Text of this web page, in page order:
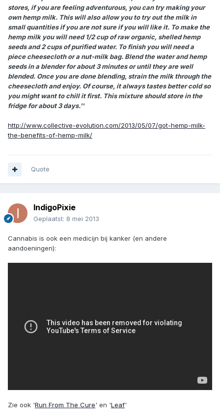
stores, if you are feeling adventurous, you can try making your
own hemp milk. This will also allow you to try out the milk in
small quantities if you are not sure if you will like it. To make the
hemp milk you will need 1/2 cup of raw organic, shelled hemp
seeds and 2 cups of purified water. To finish you will need a
piece cheesecloth or a nut-milk bag. Blend the water and hemp
seeds in a blender for about 3 minutes or until they are well
blended. Once you are done blending, strain the milk through the
cheesecloth and enjoy. Of course, it always tastes better cold so
you might want to chill it first. This mixture should store in the
fridge for about 3 days.''
http://www.collective-evolution.com/2013/05/07/got-hemp-milk-
the-benefits-of-hemp-milk/
Quote
IndigoPixie
Geplaatst: 8 mei 2013
Cannabis is ook een medicijn bij kanker (en andere
aandoeningen):
Zie ook 'Run From The Cure' en 'Leaf'